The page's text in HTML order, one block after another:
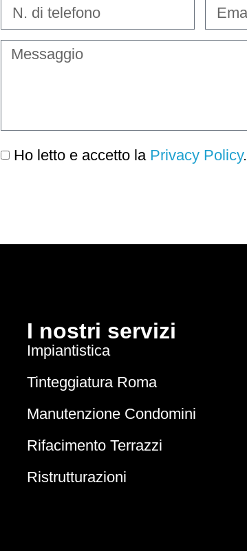
Ho letto e accetto la Privacy Policy.
I nostri servizi
Impiantistica
Tinteggiatura Roma
Manutenzione Condomini
Rifacimento Terrazzi
Ristrutturazioni